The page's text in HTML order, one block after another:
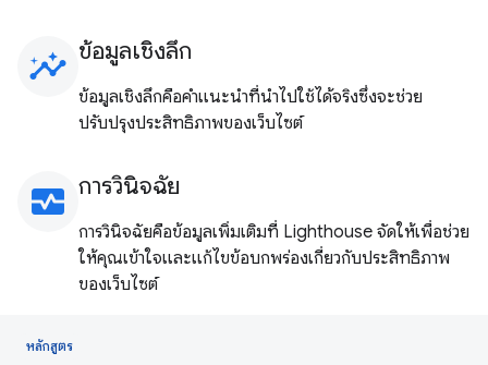
insights ข้อมูลเชิงลึก
ข้อมูลเชิงลึกคือคําแนะนําที่นําไปใช้ได้จริงซึ่งจะช่วย
ปรับปรุงประสิทธิภาพของเว็บไซต์
monitor_heart การวินิจฉัย
การวินิจฉัยคือข้อมูลเพิ่มเติมที่ Lighthouse จัดให้เพื่อช่วย
ให้คุณเข้าใจและแก้ไขข้อบกพร่องเกี่ยวกับประสิทธิภาพ
ของเว็บไซต์
หลักสูตร